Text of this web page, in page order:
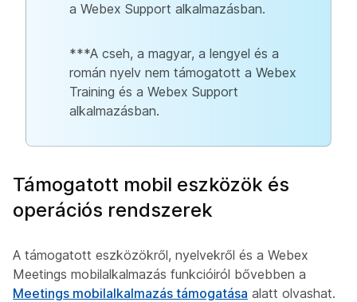
a Webex Support alkalmazásban.
***A cseh, a magyar, a lengyel és a
román nyelv nem támogatott a Webex
Training és a Webex Support
alkalmazásban.
Támogatott mobil eszközök és
operációs rendszerek
A támogatott eszközökről, nyelvekről és a Webex
Meetings mobilalkalmazás funkcióiról bővebben a
Meetings mobilalkalmazás támogatása alatt olvashat.